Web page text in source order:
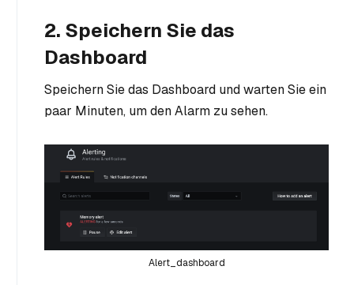
2. Speichern Sie das
Dashboard
Speichern Sie das Dashboard und warten Sie ein
paar Minuten, um den Alarm zu sehen.
Alert_dashboard